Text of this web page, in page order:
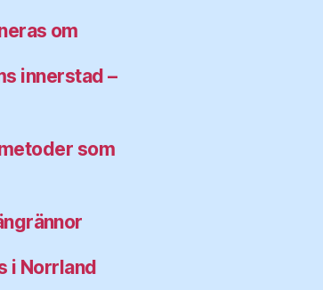
om
innerstad –
som
i Norrland